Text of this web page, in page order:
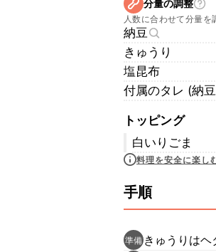
分量の調整
人数に合わせて分量を
納豆
きゅうり
塩昆布
付属のタレ (納
トッピング
白いりごま
料理を安全に楽し
手順
準備 きゅうりはヘ